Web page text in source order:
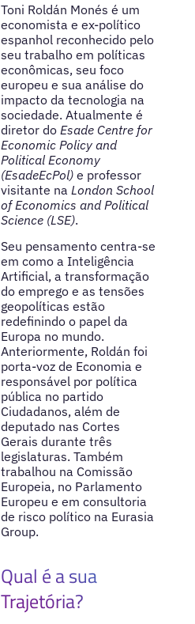
Toni Roldán Monés é um
economista e ex-político
espanhol reconhecido pelo
seu trabalho em políticas
econômicas, seu foco
europeu e sua análise do
impacto da tecnologia na
sociedade. Atualmente é
diretor do Esade Centre for
Economic Policy and
Political Economy
(EsadeEcPol)e professor
visitante na London School
of Economics and Political
Science (LSE).
Seu pensamento centra-se
em como a Inteligência
Artificial, a transformação
do emprego e as tensões
geopolíticas estão
redefinindo o papel da
Europa no mundo.
Anteriormente, Roldán foi
porta-voz de Economia e
responsável por política
pública no partido
Ciudadanos, além de
deputado nas Cortes
Gerais durante três
legislaturas. Também
trabalhou na Comissão
Europeia, no Parlamento
Europeu e em consultoria
de risco político na Eurasia
Group.
Qual é a sua
Trajetória?